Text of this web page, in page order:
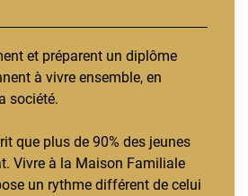
et préparent un diplôme
à vivre ensemble, en
société.
que plus de 90% des jeunes
Vivre à la Maison Familiale
un rythme différent de celui